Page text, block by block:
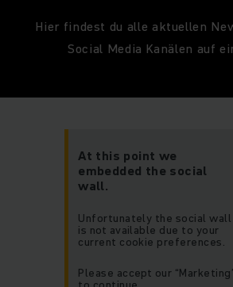
Hier findest du alle aktuellen
Social Media Kanälen auf
At this point we
embedded the social
wall.
Unfortunately the social wall
is not available due to your
current cookie preferences.
Please accept our